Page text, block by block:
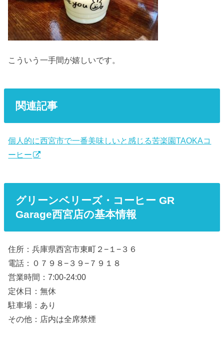
こういう一手間が嬉しいです。
関連記事
個人的に西宮市で一番美味しいと感じる苦楽園TAOKAコ
ーヒー
グリーンベリーズ・コーヒー GR
Garage西宮店の基本情報
住所：兵庫県西宮市東町２−１−３６
電話：０７９８−３９−７９１８
営業時間：7:00-24:00
定休日：無休
駐車場：あり
その他：店内は全席禁煙